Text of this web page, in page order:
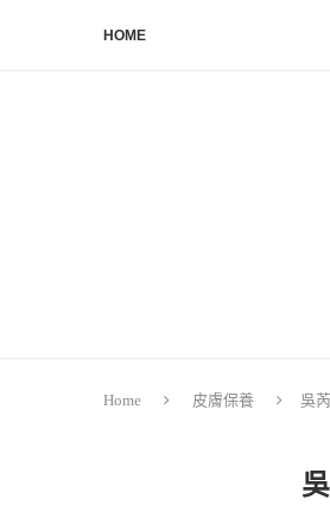
HOME
Home 皮膚保養 吳